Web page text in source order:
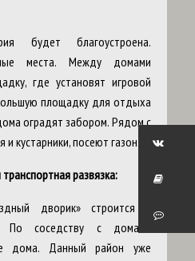
будет благоустроена.
места. Между домами
где установят игровой
площадку для отдыха
оградят забором. Рядом с
кустарники, посеют газон.
развязка:
дворик» строится в
По соседству с домами
дома. Данный район уже